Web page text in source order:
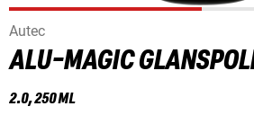
Autec
ALU-MAGIC
2.0, 250 ML